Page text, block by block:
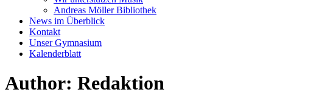
Andreas Möller Bibliothek
News im Überblick
Kontakt
Unser Gymnasium
Kalenderblatt
Author: Redaktion